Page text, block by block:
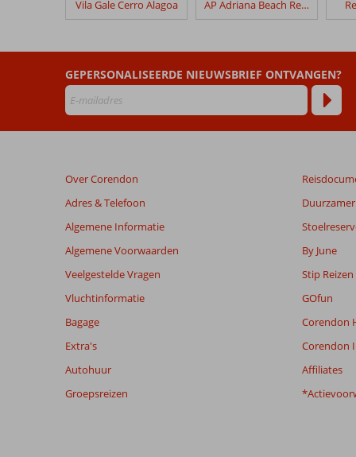
Fly
Sol
Beoordelingen
die
dan
48
maanden
worden
meer
weergegeven
de
te
Vila Gale Cerro Alagoa AP Adriana Beach Resort
GEPERSONALISEERDE NIEUWSBRIEF ONTVANGEN?
Over Corendon
Adres & Telefoon
Algemene Informatie
Algemene Voorwaarden
Veelgestelde Vragen
Vluchtinformatie
Bagage
Extra's
Autohuur
Groepsreizen
By June
Stip Reizen
GOfun
Corendon
Corendon
Affiliates